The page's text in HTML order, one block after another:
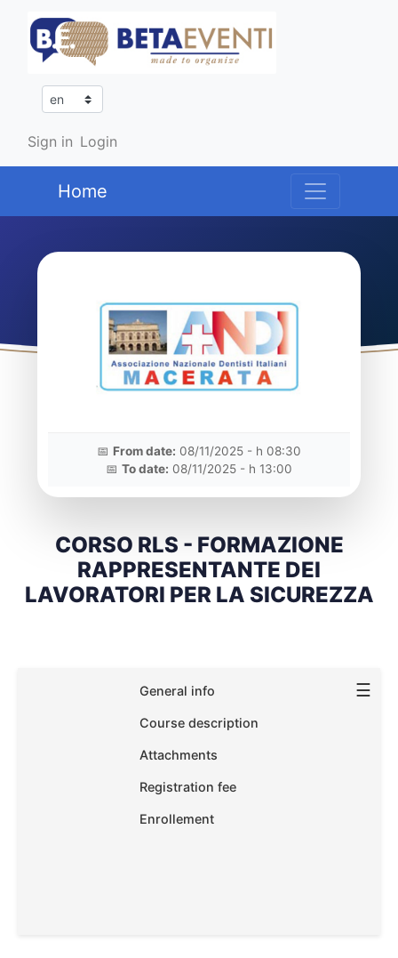
Sign in Login
Home
📅 From date: 08/11/2025 - h 08:30
📅 To date: 08/11/2025 - h 13:00
CORSO RLS - FORMAZIONE
RAPPRESENTANTE DEI
LAVORATORI PER LA SICUREZZA
☰
General info
Course description
Attachments
Registration fee
Enrollement